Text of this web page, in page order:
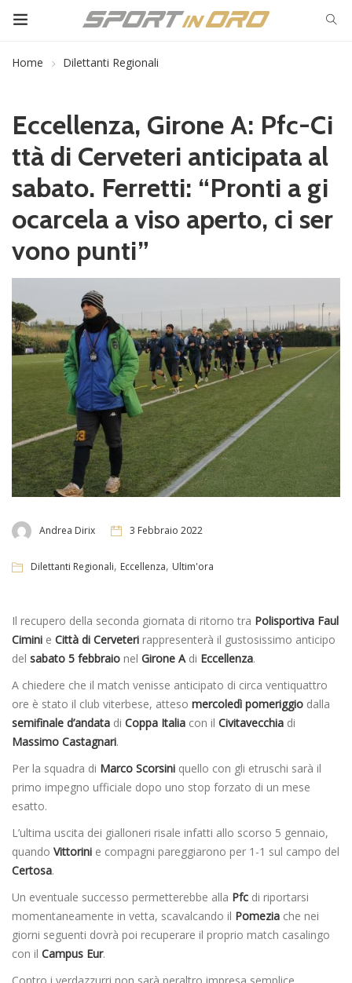
Home Dilettanti Regionali
Eccellenza, Girone A: Pfc-Ci
ttà di Cerveteri anticipata al
sabato. Ferretti: “Pronti a gi
ocarcela a viso aperto, ci ser
vono punti”
Andrea Dirix 3 Febbraio 2022
Dilettanti Regionali, Eccellenza, Ultim'ora
Il recupero della seconda giornata di ritorno tra Polisportiva Faul
Cimini e Città di Cerveteri rappresenterà il gustosissimo anticipo
del sabato 5 febbraio nel Girone Adi Eccellenza.
A chiedere che il match venisse anticipato di circa ventiquattro
ore è stato il club viterbese, atteso mercoledì pomeriggio dalla
semifinale d’andata di Coppa Italia con il Civitavecchia di
Massimo Castagnari.
Per la squadra di Marco Scorsini quello con gli etruschi sarà il
primo impegno ufficiale dopo uno stop forzato di un mese
esatto.
L’ultima uscita dei gialloneri risale infatti allo scorso 5 gennaio,
quando Vittorini e compagni pareggiarono per 1-1 sul campo del
Certosa.
Un eventuale successo permetterebbe alla Pfc di riportarsi
momentaneamente in vetta, scavalcando il Pomezia che nei
giorni seguenti dovrà poi recuperare il proprio match casalingo
con il Campus Eur.